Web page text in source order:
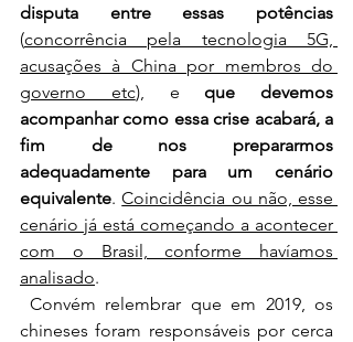
disputa entre essas potências
(concorrência pela tecnologia 5G,
acusações à China por membros do
governo etc), e que devemos
acompanhar como essa crise acabará, a
fim de nos prepararmos
adequadamente para um cenário
equivalente. Coincidência ou não, esse
cenário já está começando a acontecer
com o Brasil, conforme havíamos
analisado.
chineses foram responsáveis por cerca